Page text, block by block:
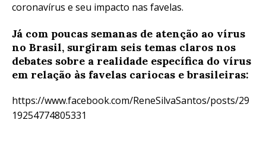
coronavírus e seu impacto nas favelas.
Já com poucas semanas de atenção ao vírus
no Brasil, surgiram seis temas claros nos
debates sobre a realidade específica do vírus
em relação às favelas cariocas e brasileiras:
https://www.facebook.com/ReneSilvaSantos/posts/29
19254774805331